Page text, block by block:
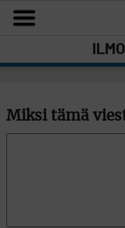
Miksi tämä